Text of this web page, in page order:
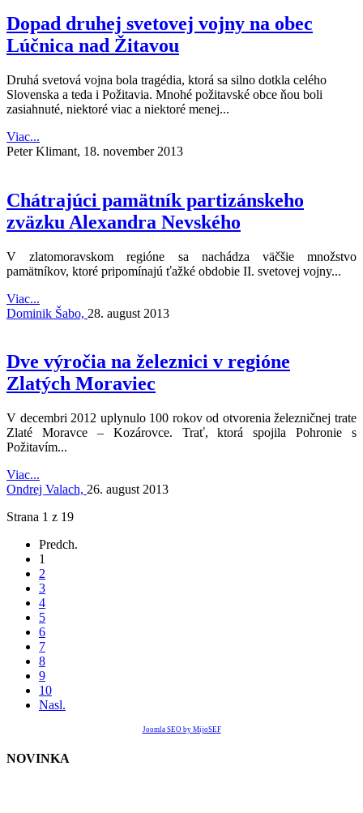
Dopad druhej svetovej vojny na obec
Lúčnica nad Žitavou
Druhá svetová vojna bola tragédia, ktorá sa silno dotkla celého
Slovenska a teda i Požitavia. Mnohé požitavské obce ňou boli
zasiahnuté, niektoré viac a niektoré menej...
Viac...
Peter Klimant, 18. november 2013
Chátrajúci pamätník partizánskeho
zväzku Alexandra Nevského
V zlatomoravskom regióne sa nachádza väčšie množstvo
pamätníkov, ktoré pripomínajú ťažké obdobie II. svetovej vojny...
Viac...
Dominik Šabo, 28. august 2013
Dve výročia na železnici v regióne
Zlatých Moraviec
V decembri 2012 uplynulo 100 rokov od otvorenia železničnej trate
Zlaté Moravce – Kozárovce. Trať, ktorá spojila Pohronie s
Požitavím...
Viac...
Ondrej Valach, 26. august 2013
Strana 1 z 19
Predch.
1
2
3
4
5
6
7
8
9
10
Nasl.
Joomla SEO by MijoSEF
NOVINKA